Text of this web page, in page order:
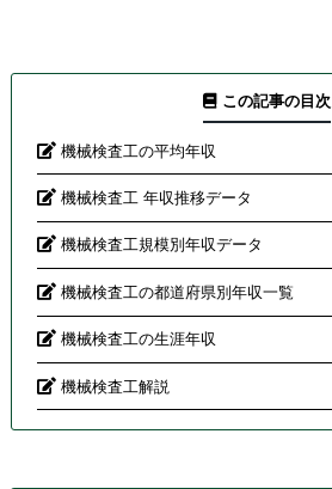
この記事の目次
機械検査工の平均年収
機械検査工 年収推移データ
機械検査工規模別年収データ
機械検査工の都道府県別年収一覧
機械検査工の生涯年収
機械検査工解説